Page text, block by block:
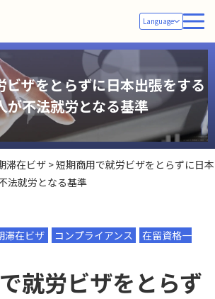
Language
ビザをとらずに日本出張をする
が不法就労となる基準
滞在ビザ >短期商用で就労ビザをとらずに日本
法就労となる基準
滞在ビザ コンプライアンス
在留資格一
就労ビザをとらず